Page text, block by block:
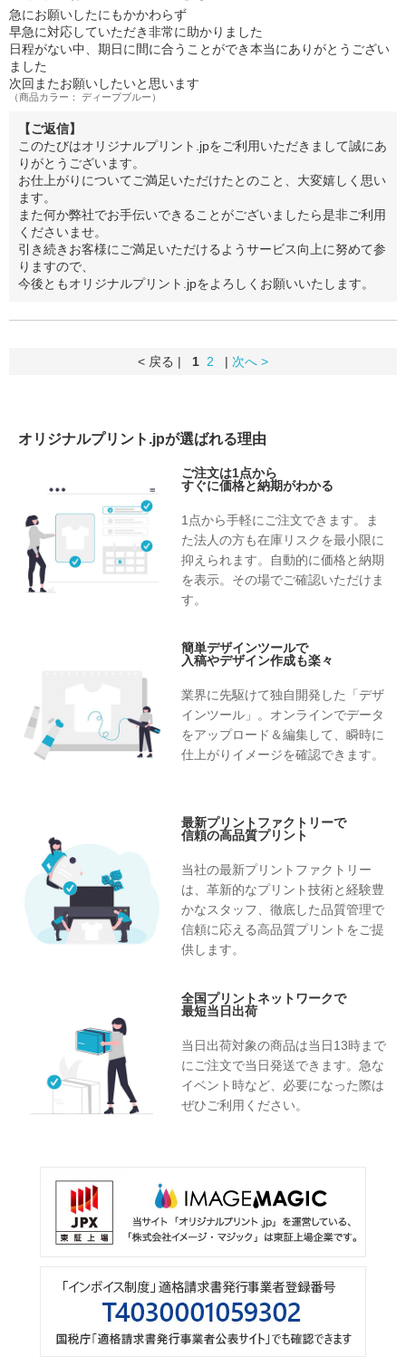
急にお願いしたにもかかわらず
早急に対応していただき非常に助かりました
日程がない中、期日に間に合うことができ本当にありがとうござい
ました
次回またお願いしたいと思います
（商品カラー： ディープブルー）
【ご返信】
このたびはオリジナルプリント.jpをご利用いただきまして誠にあ
りがとうございます。
お仕上がりについてご満足いただけたとのこと、大変嬉しく思い
ます。
また何か弊社でお手伝いできることがございましたら是非ご利用
くださいませ。
引き続きお客様にご満足いただけるようサービス向上に努めて参
りますので、
今後ともオリジナルプリント.jpをよろしくお願いいたします。
< 戻る | 1 2 | 次へ >
オリジナルプリント.jpが選ばれる理由
ご注文は1点から
すぐに価格と納期がわかる
1点から手軽にご注文できます。ま
た法人の方も在庫リスクを最小限に
抑えられます。自動的に価格と納期
を表示。その場でご確認いただけま
す。
簡単デザインツールで
入稿やデザイン作成も楽々
業界に先駆けて独自開発した「デザ
インツール」。オンラインでデータ
をアップロード＆編集して、瞬時に
仕上がりイメージを確認できます。
最新プリントファクトリーで
信頼の高品質プリント
当社の最新プリントファクトリー
は、革新的なプリント技術と経験豊
かなスタッフ、徹底した品質管理で
信頼に応える高品質プリントをご提
供します。
全国プリントネットワークで
最短当日出荷
当日出荷対象の商品は当日13時まで
にご注文で当日発送できます。急な
イベント時など、必要になった際は
ぜひご利用ください。